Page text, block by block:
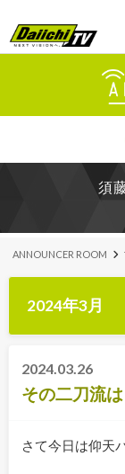
須
ANNOUNCER ROOM
2024年3月
2024.03.26
その二刀流
さて今日は仰天